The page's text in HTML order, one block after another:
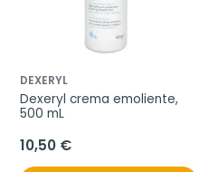
DEXERYL
Dexeryl crema emoliente,
500 mL
10,50 €